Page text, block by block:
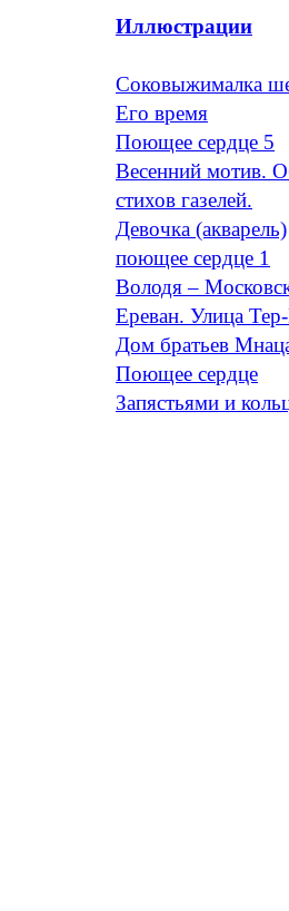
Иллюстрации
Соковыжималка
Его время
Поющее сердце 5
Весенний мотив.
стихов газелей.
Девочка (акварель)
поющее сердце 1
Володя –
Ереван. Улица
Дом братьев
Поющее сердце
Запястьями и